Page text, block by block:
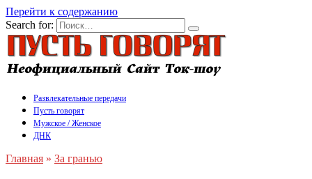
Перейти к содержанию
Search for:
Развлекательные передачи
Пусть говорят
Мужское / Женское
ДНК
Главная » За гранью